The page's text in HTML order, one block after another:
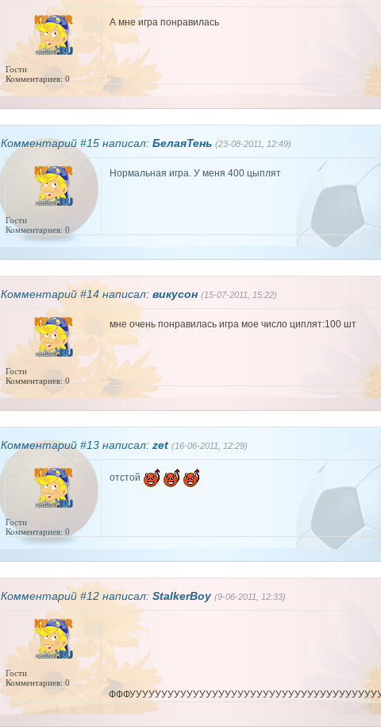
Гости
Комментариев: 0
А мне игра понравилась
Комментарий #15 написал: БелаяТень (23-08-2011, 12:49)
Гости
Комментариев: 0
Нормальная игра. У меня 400 цыплят
Комментарий #14 написал: викусон (15-07-2011, 15:22)
Гости
Комментариев: 0
мне очень понравилась игра мое число циплят:100 шт
Комментарий #13 написал: zet (16-06-2011, 12:29)
Гости
Комментариев: 0
отстой
Комментарий #12 написал: StalkerBoy (9-06-2011, 12:33)
Гости
Комментариев: 0